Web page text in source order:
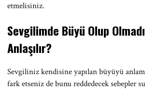
etmelisiniz.
Sevgilimde Büyü Olup
Anlaşılır?
Sevgiliniz kendisine yapılan büyüyü
fark etseniz de bunu reddedecek sebepler